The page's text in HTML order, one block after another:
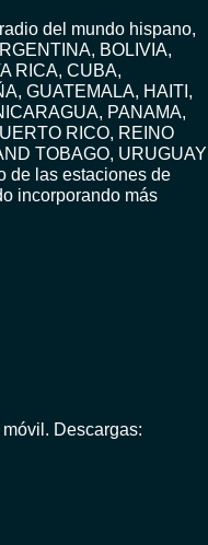
del mundo hispano,
BOLIVIA,
RICA, CUBA,
GUATEMALA, HAITI,
PANAMA,
RICO, REINO
TOBAGO, URUGUAY
de las estaciones de
incorporando más
Descargas: